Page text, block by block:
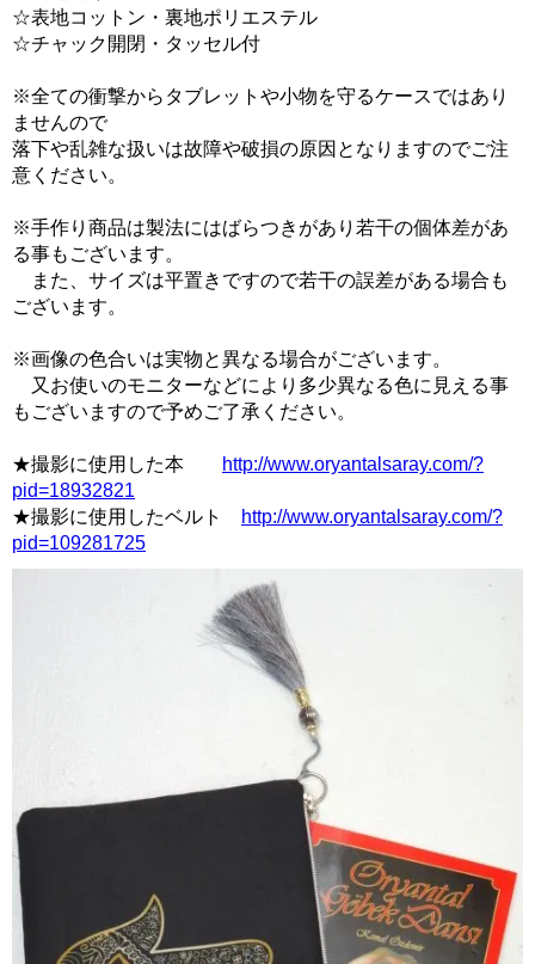
☆表地コットン・裏地ポリエステル
☆チャック開閉・タッセル付
※全ての衝撃からタブレットや小物を守るケースではあり
ませんので
落下や乱雑な扱いは故障や破損の原因となりますのでご注
意ください。
※手作り商品は製法にはばらつきがあり若干の個体差があ
る事もございます。
また、サイズは平置きですので若干の誤差がある場合も
ございます。
※画像の色合いは実物と異なる場合がございます。
又お使いのモニターなどにより多少異なる色に見える事
もございますので予めご了承ください。
★撮影に使用した本
http://www.oryantalsaray.com/?
pid=18932821
★撮影に使用したベルト
http://www.oryantalsaray.com/?
pid=109281725